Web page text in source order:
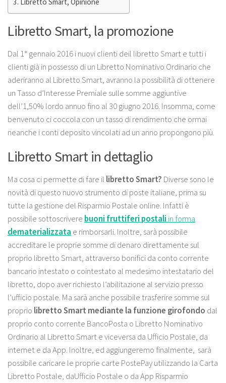
Libretto Smart, Opinione
Libretto Smart, la promozione
Dal 1° gennaio 2016 i nuovi clienti deil libretto Smart e tutti i
clienti già in possesso di un Libretto Nominativo Ordinario che
aderiranno al Libretto Smart, avranno la possibilità di ottenere
un Tasso d’Interesse Premiale sulle somme aggiuntive
dell’1,50% lordo annuo fino al 30 giugno 2016. Insomma, come
benvenuto ci coccola con un tasso di rendimento che ormai
neanche i conti deposito vincolati ad un anno propongono più.
Libretto Smart in dettaglio
Ma cosa ci permette di fare il libretto Smart? Diverse sono le
novità di questo nuovo strumento di poste italiane, prima su
tutte la gestione del Risparmio Postale online. Infatti è
possibile sottoscrivere buoni fruttiferi postali in forma
dematerializzata e rimborsarli. Inoltre, sarà possibile
accreditare le proprie somme di denaro direttamente sul
proprio libretto Smart, attraverso bonifici da conto corrente
bancario intestato o cointestato al medesimo intestatario del
libretto, dopo aver richiesto l’abilitazione al servizio presso
l’ufficio postale. Ma sarà anche possibile trasferire somme sul
proprio libretto Smart mediante la funzione girofondo dal
proprio conto corrente BancoPosta o Libretto Nominativo
Ordinario al Libretto Smart e viceversa da Ufficio Postale, da
internet e da App. Inoltre, ed aggiungeremo finalmente, sarà
possibile caricare le proprie carte PostePay utilizzando la Carta
Libretto Postale, daUfficio Postale o da App Risparmio